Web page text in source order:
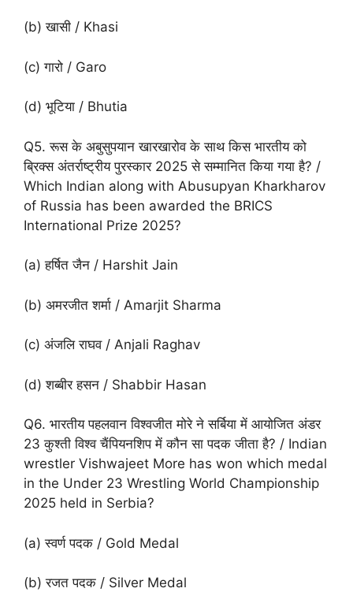
(b) खासी / Khasi
(c) गारो / Garo
(d) भूटिया / Bhutia
Q5. रूस के अबुसुपयान खारखारोव के साथ किस भारतीय को
ब्रिक्स अंतर्राष्ट्रीय पुरस्कार 2025 से सम्मानित किया गया है? /
Which Indian along with Abusupyan Kharkharov
of Russia has been awarded the BRICS
International Prize 2025?
(a) हर्षित जैन / Harshit Jain
(b) अमरजीत शर्मा / Amarjit Sharma
(c) अंजलि राघव / Anjali Raghav
(d) शब्बीर हसन / Shabbir Hasan
Q6. भारतीय पहलवान विश्वजीत मोरे ने सर्बिया में आयोजित अंडर
23 कुश्ती विश्व चैंपियनशिप में कौन सा पदक जीता है? / Indian
wrestler Vishwajeet More has won which medal
in the Under 23 Wrestling World Championship
2025 held in Serbia?
(a) स्वर्ण पदक / Gold Medal
(b) रजत पदक / Silver Medal